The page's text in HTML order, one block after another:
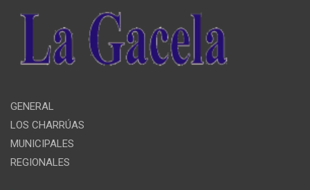
GENERAL
LOS CHARRÚAS
MUNICIPALES
REGIONALES